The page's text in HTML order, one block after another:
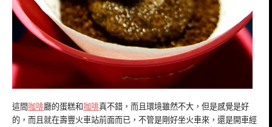
這間 咖啡廳的蛋糕和咖啡真不錯，而且環境雖然不大，但是感覺是好
的，而且就在壽豐火車站前面而已，不管是剛好坐火車來，還是開車經